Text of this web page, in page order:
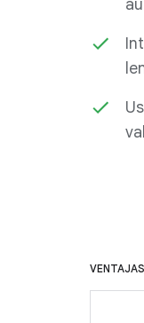
VENTAJAS